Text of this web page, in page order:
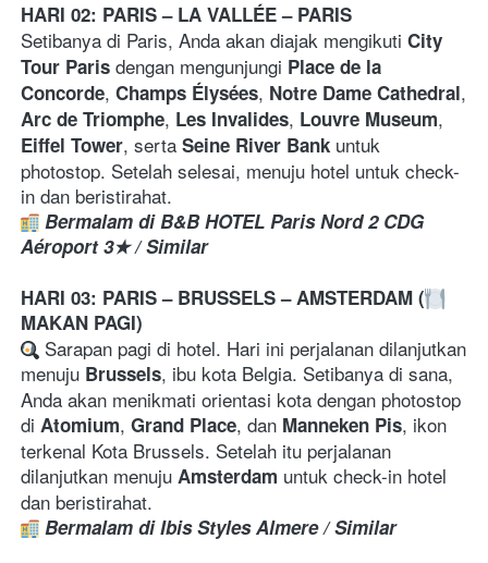
HARI 02: PARIS – LA VALLÉE – PARIS
Setibanya di Paris, Anda akan diajak mengikuti City
Tour Paris dengan mengunjungi Place de la
Concorde, Champs Élysées, Notre Dame Cathedral
Arc de Triomphe, Les Invalides, Louvre Museum
Eiffel Tower, serta Seine River Bank untuk
photostop. Setelah selesai, menuju hotel untuk check-
in dan beristirahat.
Bermalam di B&B HOTEL Paris Nord 2 CDG
Aéroport 3★ / Similar
HARI 03: PARIS – BRUSSELS – AMSTERDAM (
MAKAN PAGI)
Sarapan pagi di hotel. Hari ini perjalanan dilanjutkan
menuju Brussels, ibu kota Belgia. Setibanya di sana,
Anda akan menikmati orientasi kota dengan photostop
di Atomium, Grand Place, dan Manneken Pis, ikon
terkenal Kota Brussels. Setelah itu perjalanan
dilanjutkan menuju Amsterdam untuk check-in hotel
dan beristirahat.
Bermalam di Ibis Styles Almere / Similar